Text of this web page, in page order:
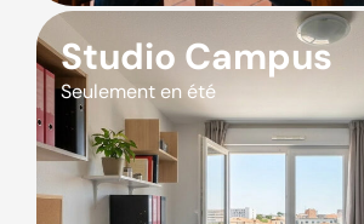
Studio Campus
Seulement en été